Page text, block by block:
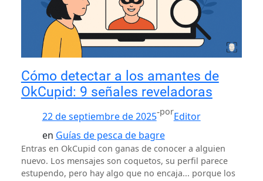
Cómo detectar a los amantes de
OkCupid: 9 señales reveladoras
22 de septiembre de 2025-porEditor
en Guías de pesca de bagre
Entras en OkCupid con ganas de conocer a alguien
nuevo. Los mensajes son coquetos, su perfil parece
estupendo, pero hay algo que no encaja... porque los